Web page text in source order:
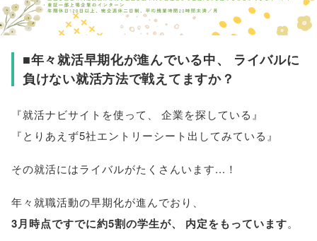
■年々就活早期化が進んでいる中、
ライバルに
負けない就活方法で戦えてますか？
『就活ナビサイトを使って
企業を探している』
『とりあえず5社エントリーシート出してみている』
その就活にはライバルがたくさんいます...！
年々就職活動の早期化が進んでおり
3月時点ですでに約5割の学生が、 内定をもっています。